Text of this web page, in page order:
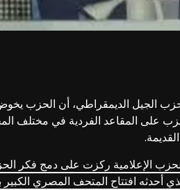
الجيل الديمقراطي، أن الحزب يخوض
على المقاعد الفردية في مختلف
الإعلامية ركزت على دمج فكر
أحدثه افتتاح المتحف المصري